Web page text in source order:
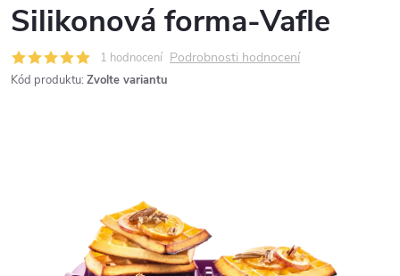
Silikonová forma-Vafle
1 hodnocení Podrobnosti hodnocení
Kód produktu: Zvolte variantu